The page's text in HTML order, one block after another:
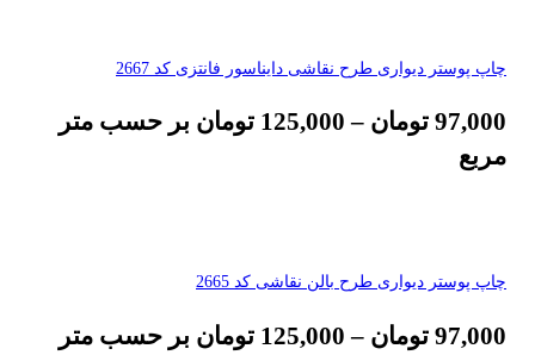
چاپ پوستر دیواری طرح نقاشی دایناسور فانتزی کد 2667
97,000 تومان –
125,000 تومان بر حسب متر
مربع
چاپ پوستر دیواری طرح بالن نقاشی کد 2665
97,000 تومان –
125,000 تومان بر حسب متر